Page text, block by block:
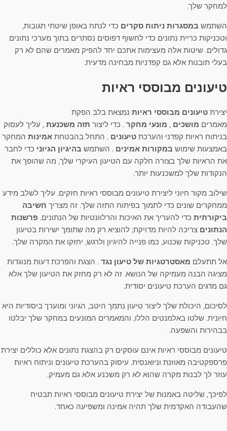
למחקר שלך.
השתמש במסגרות ניתוח סקרים כדי לנתח באופן שיטתי תגובות,
וטכניקות כריית נתונים כדי לחשוף דפוסים נסתרים בתוך מערכי נתונים
גדולים. שיטות אלה מעצימות אתכם יחד להפיק מאמרים שהם לא רק
בעלי תובנות אלא גם קפדניות מבחינה מדעית.
טיעונים מבוססי ראיות
יצירת טיעונים מבוססי ראיות נמצאת בלב הפקת
מאמרים מושכים , מונעי מחקר . כדי ליצור תזה משכנעת , עליך לעסוק
בניתוח ראיות קפדני והערכת טיעונים . התחל בהבטחת אמינות המחקר
באמצעות שימוש במקורות אמינים . השתמש בהיגיון הגיוני כדי לחבר
את הראיות שלך בצורה חלקה עם הטיעון העיקרי שלך, מה שהופך את
הנקודות שלך למשכנעות יותר.
שילוב מקור חיוני ליצירת טיעונים מבוססי ראיות חזקים. עליך לשלב מידע
ממחקרים שונים כדי לתמוך בפיתוח התזה שלך. זה מצריך חשיבה
ביקורתית כדי להעריך את האיכות והרלוונטיות של הנתונים. פרשנות
הנתונים צריכה להיות מדויקת; להוציא רק מה שתומך ישירות בטיעון
שלך. טכניקות שכנוע, כמו פנייה להיגיון ולרגש, יחזקו את המקרה שלך.
אל תתעלם מאסטרטגיות של טיעון נגד . הצגת והפרכת דעות מנוגדות
מציגה הבנה מעמיקה של הנושא. זה לא רק מחזק את הטיעון שלך אלא
גם מדגים הערכת טיעונים יסודית.
לסיכום, היכולת שלך ליצור טיעון נתמך היטב, הגיוני ומוערך ביסודיות היא
חיונית. שלטו באלמנטים הללו, והמאמרים המונעים במחקר שלך יבלטו
בבהירות והשפעה.
טיעונים מבוססי ראיות אינם עוסקים רק בהצגת נתונים אלא כוללים יצירת
פרספקטיבה מאוזנת וניואנסית. עיסוק בהערכת טיעונים וניתוח ראיות
עוזר לך לבנות מקרה שהוא לא רק משכנע אלא גם מעמיק.
לפיכך, שליטה באמנות של יצירת טיעונים מבוססי ראיות תבטיח
שהעבודה האקדמית שלך תהיה אמינה ומשפיעה כאחד.